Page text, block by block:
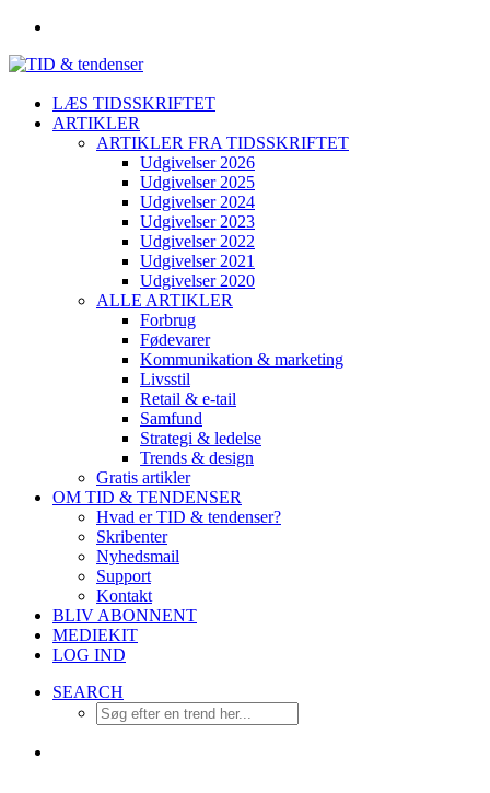
LÆS TIDSSKRIFTET
ARTIKLER
ARTIKLER FRA TIDSSKRIFTET
Udgivelser 2026
Udgivelser 2025
Udgivelser 2024
Udgivelser 2023
Udgivelser 2022
Udgivelser 2021
Udgivelser 2020
ALLE ARTIKLER
Forbrug
Fødevarer
Kommunikation & marketing
Livsstil
Retail & e-tail
Samfund
Strategi & ledelse
Trends & design
Gratis artikler
OM TID & TENDENSER
Hvad er TID & tendenser?
Skribenter
Nyhedsmail
Support
Kontakt
BLIV ABONNENT
MEDIEKIT
LOG IND
SEARCH